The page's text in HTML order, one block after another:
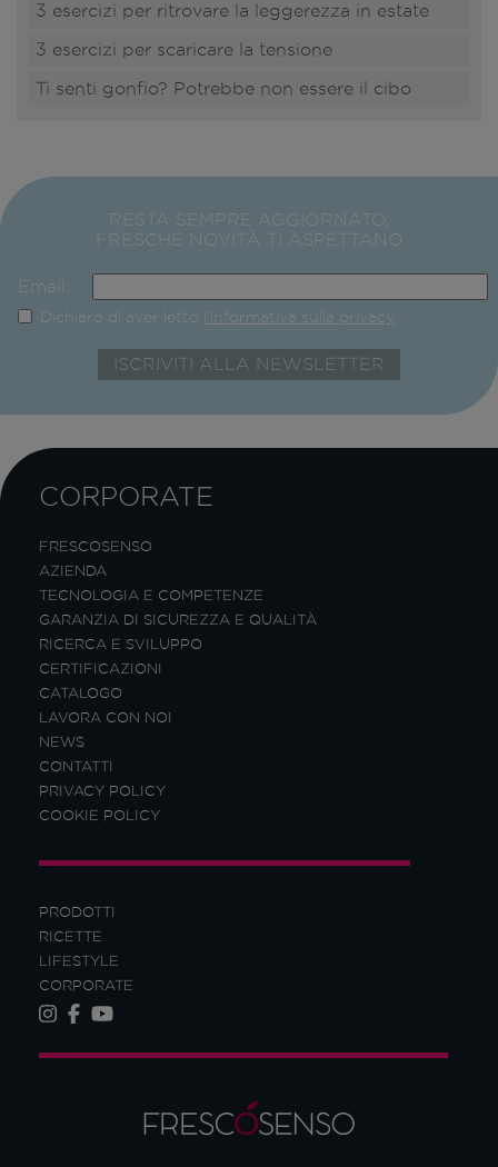
3 esercizi per ritrovare la leggerezza in estate
3 esercizi per scaricare la tensione
Ti senti gonfio? Potrebbe non essere il cibo
RESTA SEMPRE AGGIORNATO,
FRESCHE NOVITÀ TI ASPETTANO
Email:
Dichiaro di aver letto l'informativa sulla privacy
PRODOTTI
RICETTE
LIFESTYLE
CORPORATE
CORPORATE
FRESCOSENSO
AZIENDA
TECNOLOGIA E COMPETENZE
GARANZIA DI SICUREZZA E QUALITÀ
RICERCA E SVILUPPO
CERTIFICAZIONI
CATALOGO
LAVORA CON NOI
NEWS
CONTATTI
PRIVACY POLICY
COOKIE POLICY